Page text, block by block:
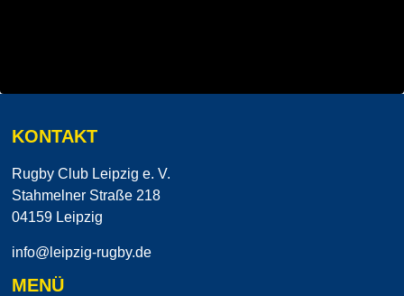
KONTAKT
Rugby Club Leipzig e. V.
Stahmelner Straße 218
04159 Leipzig
info@leipzig-rugby.de
MENÜ